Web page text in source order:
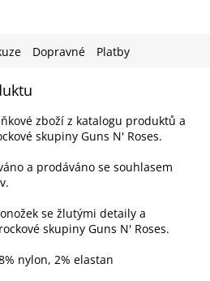
Dopravné Platby
zboží z katalogu produktů a
skupiny Guns N' Roses.
a prodáváno se souhlasem
se žlutými detaily a
skupiny Guns N' Roses.
nylon, 2% elastan